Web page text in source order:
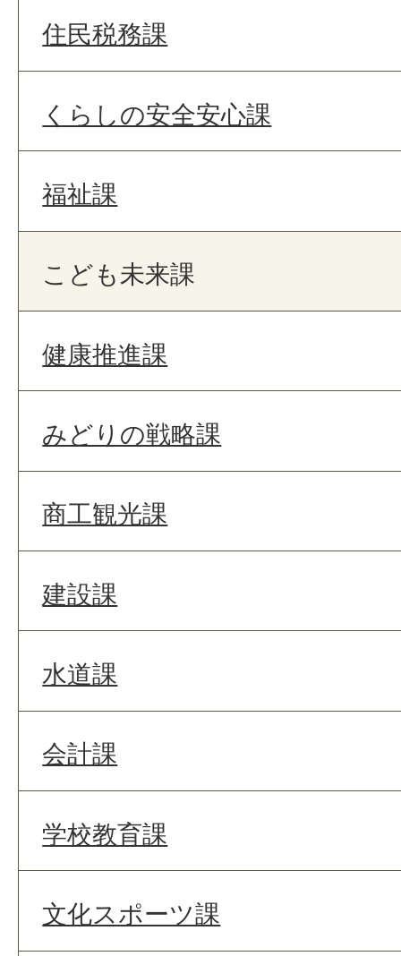
住民税務課
くらしの安全安心課
福祉課
こども未来課
健康推進課
みどりの戦略課
商工観光課
建設課
水道課
会計課
学校教育課
文化スポーツ課